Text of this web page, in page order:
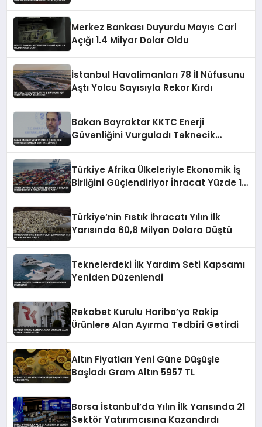
Merkez Bankası Duyurdu Mayıs Cari
Açığı 1.4 Milyar Dolar Oldu
İstanbul Havalimanları 78 İl Nüfusunu
Aştı Yolcu Sayısıyla Rekor Kırdı
Bakan Bayraktar KKTC Enerji
Güvenliğini Vurguladı Teknecik
Türkiye Afrika Ülkeleriyle Ekonomik İş
Birliğini Güçlendiriyor İhracat Yüzde 12
Türkiye’nin Fıstık İhracatı Yılın İlk
Yarısında 60,8 Milyon Dolara Düştü
Teknelerdeki İlk Yardım Seti Kapsamı
Yeniden Düzenlendi
Rekabet Kurulu Haribo’ya Rakip
Ürünlere Alan Ayırma Tedbiri Getirdi
Altın Fiyatları Yeni Güne Düşüşle
Başladı Gram Altın 5957 TL
Borsa İstanbul’da Yılın İlk Yarısında 21
Sektör Yatırımcısına Kazandırdı